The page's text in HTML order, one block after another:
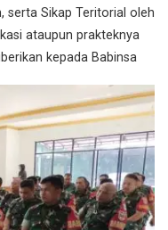
serta Sikap Teritorial oleh
ataupun prakteknya
kepada Babinsa